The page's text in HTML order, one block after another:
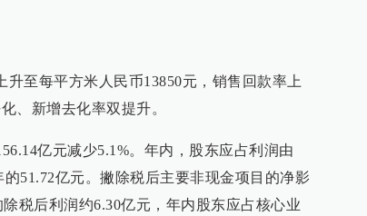
至每平方米人民币13850元，销售回款率上
、新增去化率双提升。
亿元减少5.1%。年内，股东应占利润由
的51.72亿元。撇除税后主要非现金项目的净影
税后利润约6.30亿元，年内股东应占核心业